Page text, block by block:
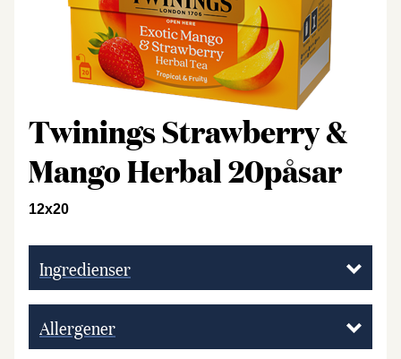
Twinings Strawberry &
Mango Herbal 20påsar
12x20
Ingredienser
Allergener